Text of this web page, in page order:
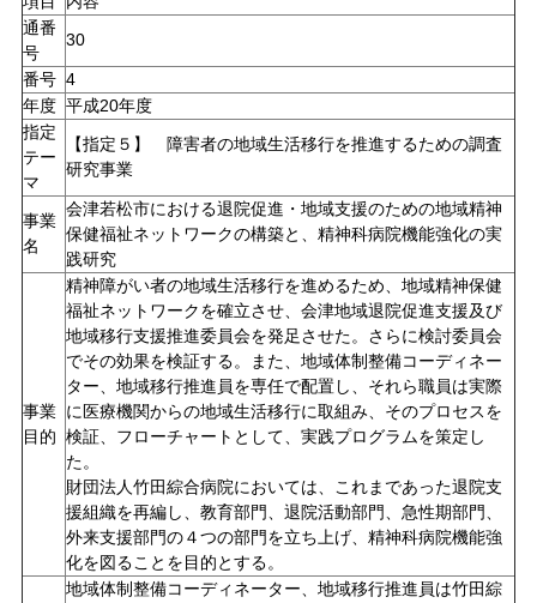
通番
号
30
番号 4
年度 平成20年度
指定
テー
マ
【指定５】 障害者の地域生活移行を推進するための調査
研究事業
事業
名
会津若松市における退院促進・地域支援のための地域精神
保健福祉ネットワークの構築と、精神科病院機能強化の実
践研究
事業
目的
精神障がい者の地域生活移行を進めるため、地域精神保健
福祉ネットワークを確立させ、会津地域退院促進支援及び
地域移行支援推進委員会を発足させた。さらに検討委員会
でその効果を検証する。また、地域体制整備コーディネー
ター、地域移行推進員を専任で配置し、それら職員は実際
に医療機関からの地域生活移行に取組み、そのプロセスを
検証、フローチャートとして、実践プログラムを策定し
た。
財団法人竹田綜合病院においては、これまであった退院支
援組織を再編し、教育部門、退院活動部門、急性期部門、
外来支援部門の４つの部門を立ち上げ、精神科病院機能強
化を図ることを目的とする。
地域体制整備コーディネーター、地域移行推進員は竹田綜